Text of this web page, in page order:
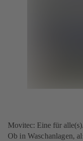
Movitec: Eine für alle(s).
Ob in Waschanlagen,